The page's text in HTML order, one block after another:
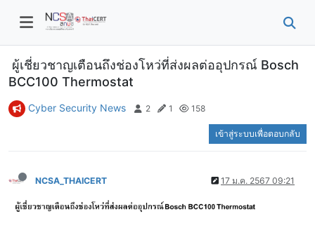
ผู้เชี่ยวชาญเตือนถึงช่องโหว่ที่ส่งผลต่ออุปกรณ์ Bosch
BCC100 Thermostat
Cyber Security News 2 1 158
เข้าสู่ระบบเพื่อตอบกลับ
NCSA_THAICERT 17 ม.ค. 2567 09:21